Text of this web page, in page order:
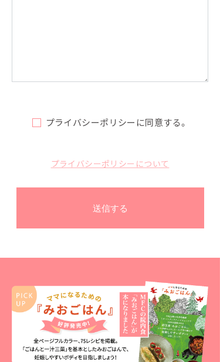
プライバシーポリシーに同意する。
プライバシーポリシーについて